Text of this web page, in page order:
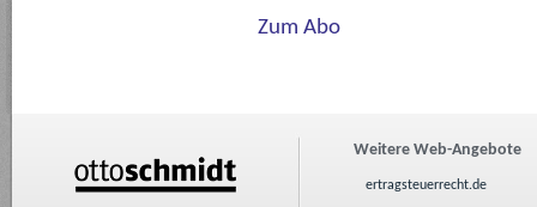
Zum Abo
Weitere Web-Angebote
ertragsteuerrecht.de